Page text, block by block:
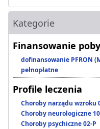
Kategorie
Finansowanie
dofinansowanie PFRON
pełnopłatne
Profile leczenia
Choroby narządu wzroku
Choroby neurologiczne
Choroby psychiczne 02-P